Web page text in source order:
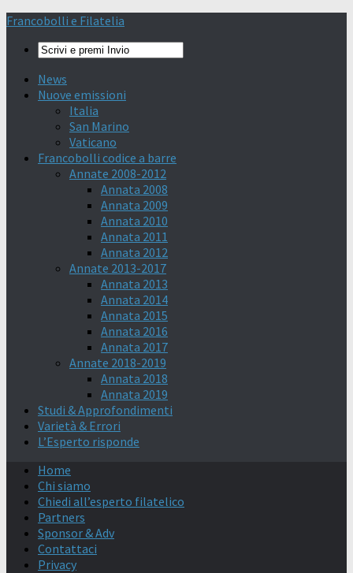
Francobolli e Filatelia
News
Nuove emissioni
Italia
San Marino
Vaticano
Francobolli codice a barre
Annate 2008-2012
Annata 2008
Annata 2009
Annata 2010
Annata 2011
Annata 2012
Annate 2013-2017
Annata 2013
Annata 2014
Annata 2015
Annata 2016
Annata 2017
Annate 2018-2019
Annata 2018
Annata 2019
Studi & Approfondimenti
Varietà & Errori
L’Esperto risponde
Home
Chi siamo
Chiedi all’esperto filatelico
Partners
Sponsor & Adv
Contattaci
Privacy